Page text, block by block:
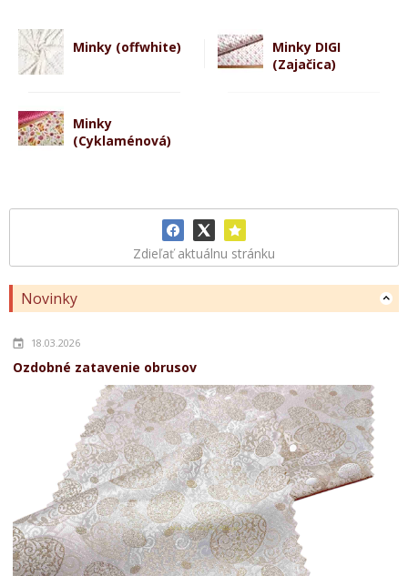
Minky (offwhite)
Minky DIGI
(Zajačica)
Minky
(Cyklaménová)
Zdieľať aktuálnu stránku
Novinky
18.03.2026
Ozdobné zatavenie obrusov